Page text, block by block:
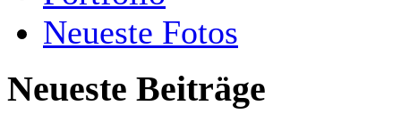
Neueste Fotos
Neueste Beiträge